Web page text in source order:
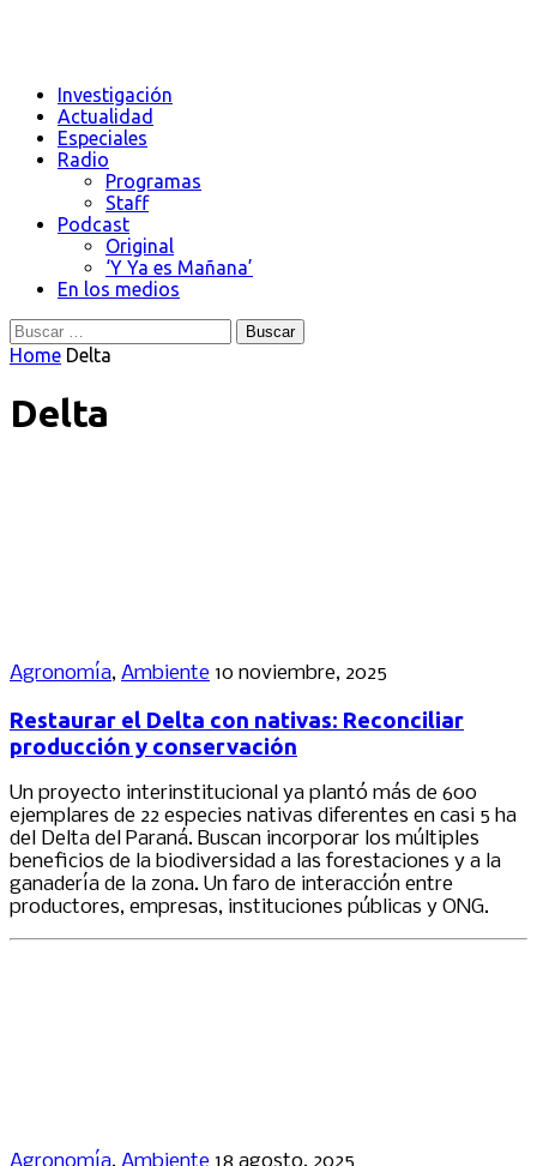
Investigación
Actualidad
Especiales
Radio
Programas
Staff
Podcast
Original
‘Y Ya es Mañana’
En los medios
Buscar:
Home Delta
Delta
Agronomía, Ambiente 10 noviembre, 2025
Restaurar el Delta con nativas: Reconciliar
producción y conservación
Un proyecto interinstitucional ya plantó más de 600
ejemplares de 22 especies nativas diferentes en casi 5 ha
del Delta del Paraná. Buscan incorporar los múltiples
beneficios de la biodiversidad a las forestaciones y a la
ganadería de la zona. Un faro de interacción entre
productores, empresas, instituciones públicas y ONG.